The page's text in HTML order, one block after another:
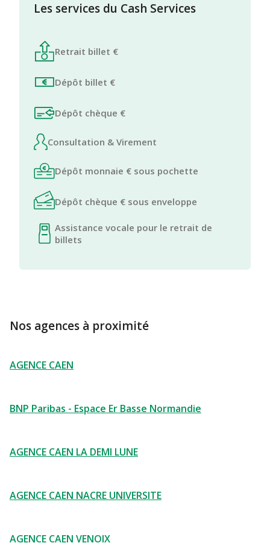
Les services du Cash Services
Retrait billet €
Dépôt billet €
Dépôt chèque €
Consultation & Virement
Dépôt monnaie € sous pochette
Dépôt chèque € sous enveloppe
Assistance vocale pour le retrait de
billets
Nos agences à proximité
AGENCE CAEN
BNP Paribas - Espace Er Basse Normandie
AGENCE CAEN LA DEMI LUNE
AGENCE CAEN NACRE UNIVERSITE
AGENCE CAEN VENOIX